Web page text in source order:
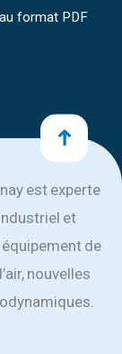
format PDF
est experte
et
de
nouvelles